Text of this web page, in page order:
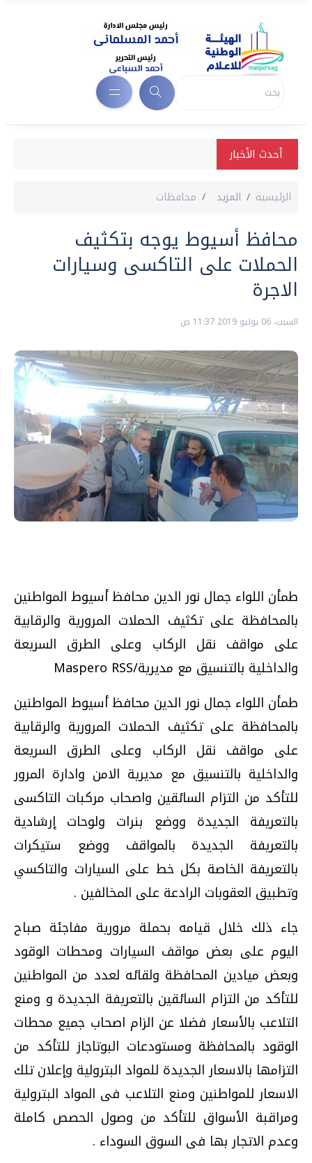
أحدث الأخبار
الرئيسية المزيد محافظات
محافظ أسيوط يوجه بتكثيف
الحملات على التاكسى وسيارات
الاجرة
السبت، 06 يوليو 2019 11:37 ص
طمأن اللواء جمال نور الدين محافظ أسيوط المواطنين
بالمحافظة على تكثيف الحملات المرورية والرقابية
على مواقف نقل الركاب وعلى الطرق السريعة
والداخلية بالتنسيق مع مديرية/Maspero RSS
طمأن اللواء جمال نور الدين محافظ أسيوط المواطنين
بالمحافظة على تكثيف الحملات المرورية والرقابية
على مواقف نقل الركاب وعلى الطرق السريعة
والداخلية بالتنسيق مع مديرية الامن وادارة المرور
للتأكد من التزام السائقين واصحاب مركبات التاكسى
بالتعريفة الجديدة ووضع بنرات ولوحات إرشادية
بالتعريفة الجديدة بالمواقف ووضع ستيكرات
بالتعريفة الخاصة بكل خط على السيارات والتاكسي
وتطبيق العقوبات الرادعة على المخالفين .
جاء ذلك خلال قيامه بحملة مرورية مفاجئة صباح
اليوم على بعض مواقف السيارات ومحطات الوقود
وبعض ميادين المحافظة ولقائه لعدد من المواطنين
للتأكد من التزام السائقين بالتعريفة الجديدة و ومنع
التلاعب بالأسعار فضلا عن الزام اصحاب جميع محطات
الوقود بالمحافظة ومستودعات البوتاجاز للتأكد من
التزامها بالاسعار الجديدة للمواد البترولية وإعلان تلك
الاسعار للمواطنين ومنع التلاعب فى المواد البترولية
ومراقبة الأسواق للتأكد من وصول الحصص كاملة
وعدم الاتجار بها فى السوق السوداء .